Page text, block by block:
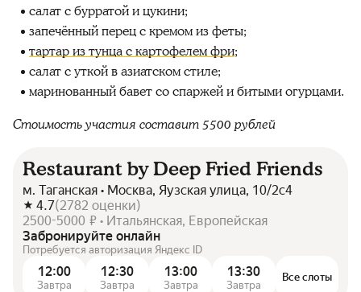
салат с бурратой и цукини;
запечённый перец с кремом из феты;
тартар из тунца с картофелем фри;
салат с уткой в азиатском стиле;
маринованный бавет со спаржей и битыми огурцами.
Стоимость участия составит 5500 рублей
Restaurant by Deep Fried Friends
м. Таганская • Москва, Яузская улица, 10/2с4
4.7(2782 оценки)
2500-5000 ₽ • Итальянская, Европейская
Забронируйте онлайн
Потребуется авторизация Яндекс ID
12:00
Завтра
12:30
Завтра
13:00
Завтра
13:30
Завтра
Все слоты